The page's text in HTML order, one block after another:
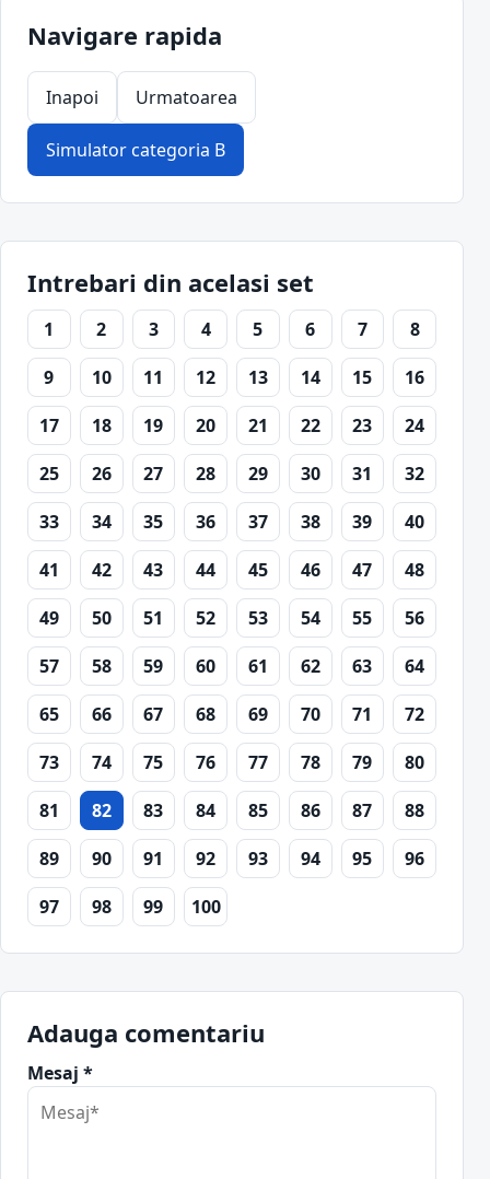
Navigare rapida
Inapoi Urmatoarea
Simulator categoria B
Intrebari din acelasi set
1 2 3 4 5 6 7
8
9
10 11 12 13 14 15
16
17
18 19 20 21 22 23
24
25
26 27 28 29 30 31
32
33
34 35 36 37 38 39
40
41
42 43 44 45 46 47
48
49
50 51 52 53 54 55
56
57
58 59 60 61 62 63
64
65
66 67 68 69 70 71
72
73
74 75 76 77 78 79
80
81
82 83 84 85 86 87
88
89
90 91 92 93 94 95
96
97
98 99 100
Adauga comentariu
Mesaj *